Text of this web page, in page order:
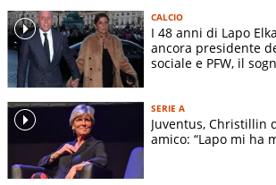
CALCIO
I 48 anni di Lapo
ancora presidente
sociale e PFW, il
SERIE A
Juventus, Christillin
amico: “Lapo mi ha